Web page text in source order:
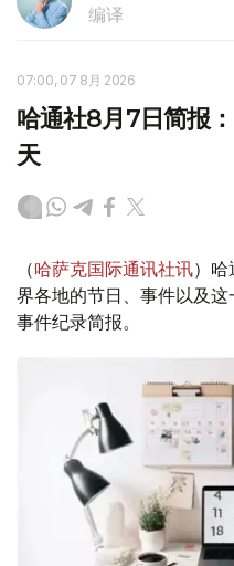
编译
07:00, 07 8月 2026
哈通社8月7日简报
天
（哈萨克国际通讯社讯）
界各地的节日、事件以及
事件纪录简报。